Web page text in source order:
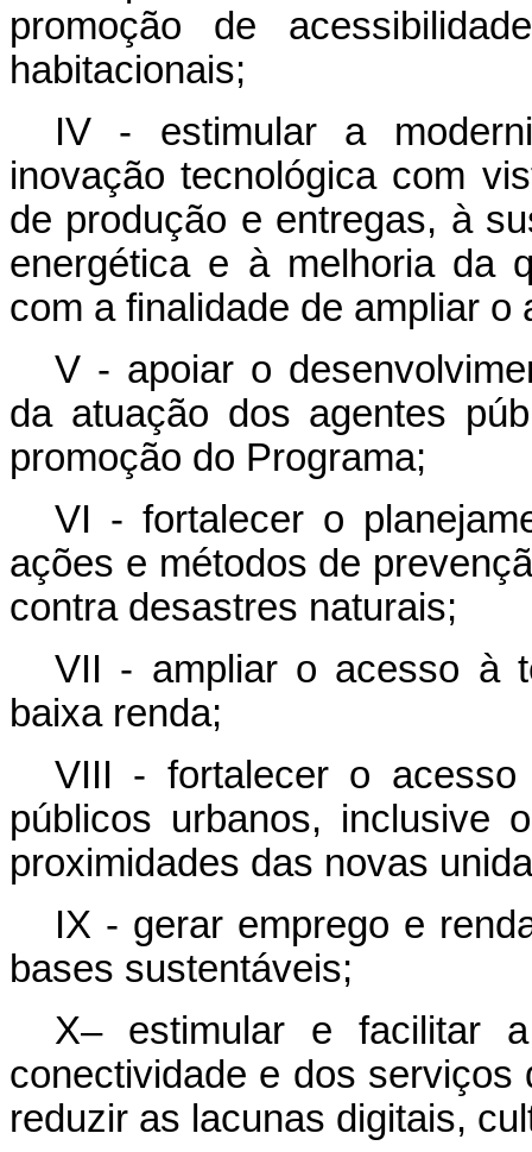
promoção de
habitacionais;
IV - estimular a
inovação tecnológica com
de produção e entregas, à
energética e à melhoria da
com a finalidade de ampliar o
V - apoiar o
da atuação dos agentes
promoção do Programa;
VI - fortalecer o
ações e métodos de
contra desastres naturais;
VII - ampliar o acesso à
baixa renda;
VIII - fortalecer o acesso
públicos urbanos, inclusive
proximidades das novas
IX - gerar emprego e
bases sustentáveis;
X– estimular e facilitar
conectividade e dos serviços
reduzir as lacunas digitais,